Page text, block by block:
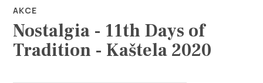
Multimédia
AKCE
Nostalgia - 11th Days of
Tradition - Kaštela 2020